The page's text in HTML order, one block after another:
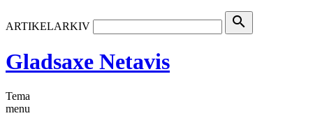
ARTIKELARKIV search
Gladsaxe Netavis
Tema
menu